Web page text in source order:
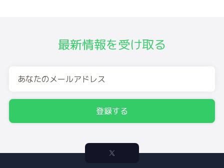
最新情報を受け取る
登録する